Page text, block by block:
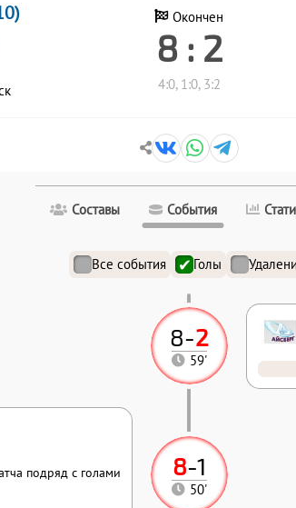
Окончен
8 : 2
4:0, 1:0, 3:2
Составы События
Все события Голы
8-1
50'
подряд с голами
8-2
59'